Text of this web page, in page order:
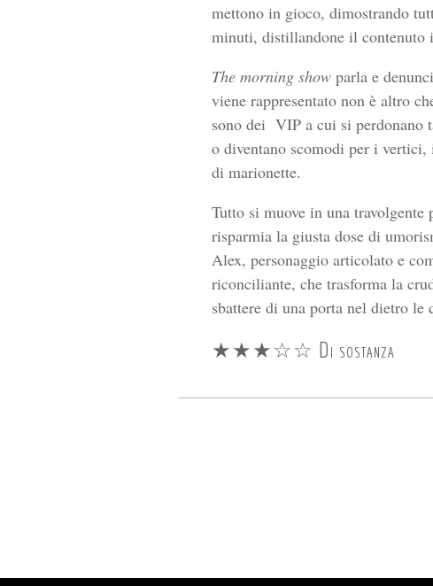
mettono in gioco, dimostrando
minuti, distillandone il contenuto
The morning show parla e
viene rappresentato non è altro
sono dei VIP a cui si perdonano
o diventano scomodi per i
di marionette.
Tutto si muove in una travolgente
risparmia la giusta dose di
Alex, personaggio articolato e
riconciliante, che trasforma la
sbattere di una porta nel dietro le
★★★☆☆ Di sostanza